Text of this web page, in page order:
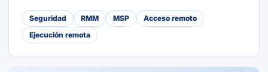
Seguridad RMM MSP
Acceso remoto
Ejecución remota